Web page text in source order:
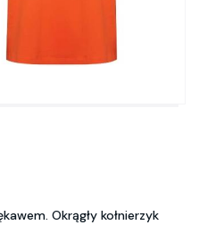
Okrągły kołnierzyk